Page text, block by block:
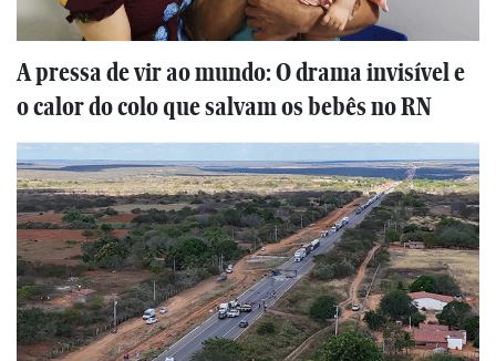
A pressa de vir ao mundo: O drama invisível e
o calor do colo que salvam os bebês no RN